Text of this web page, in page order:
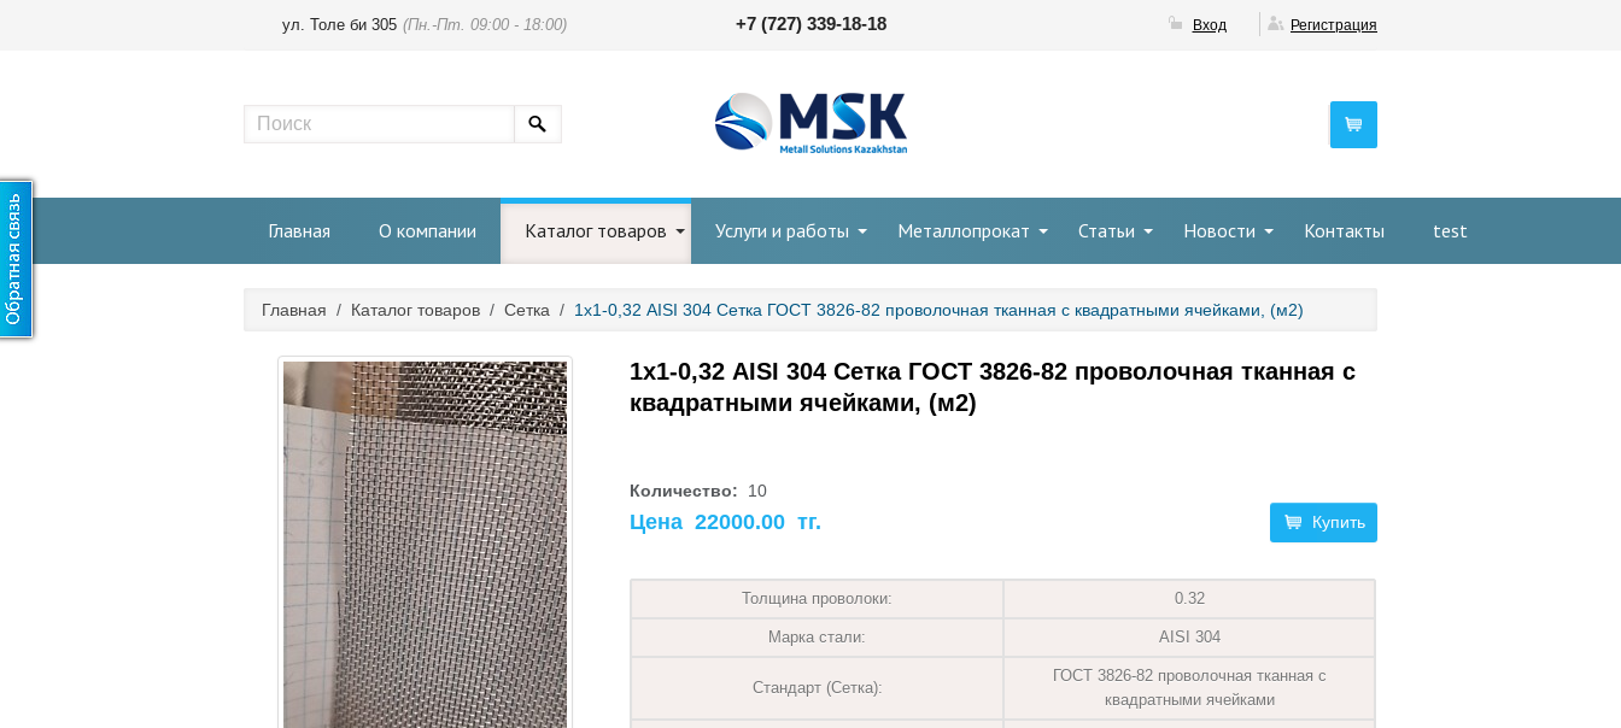
ул. Толе би 305 (Пн.-Пт. 09:00 - 18:00) +7 (727) 339-18-18 Вход Регистрация
Главная О компании Каталог товаров Услуги и работы Металлопрокат Статьи Новости Контакты test
Главная / Каталог товаров / Сетка / 1х1-0,32 AISI 304 Сетка ГОСТ 3826-82 проволочная тканная с квадратными ячейками, (м2)
1х1-0,32 AISI 304 Сетка ГОСТ 3826-82 проволочная тканная с
квадратными ячейками, (м2)
Количество:
10
Купить
Цена 22000.00 тг.
Толщина проволоки: 0.32
Марка стали: AISI 304
Стандарт (Сетка):
ГОСТ 3826-82 проволочная тканная с
квадратными ячейками